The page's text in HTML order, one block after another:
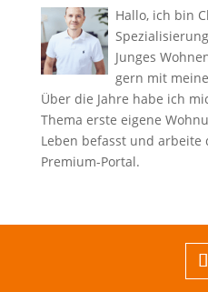
Hallo, ich bin
Junges
gern mit
Über die Jahre habe ich
Thema erste eigene
Leben befasst und
Premium-Portal.